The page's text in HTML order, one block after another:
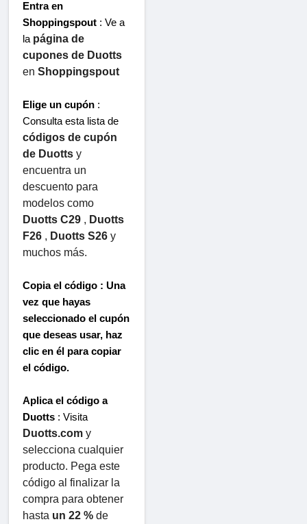
Entra en
Shoppingspout : Ve a
la página de
cupones de Duotts
en Shoppingspout
Elige un cupón :
códigos de cupón
de Duotts ​​y
encuentra un
descuento para
Duotts ​​C29 , Duotts ​​
F26 , Duotts ​​S26 y
muchos más.
Copia el código : Una
vez que hayas
seleccionado el cupón
que deseas usar, haz
clic en él para copiar
el código.
Aplica el código a
Duotts
Duotts.com y
selecciona cualquier
producto. Pega este
código al finalizar la
compra para obtener
hasta un 22 % de